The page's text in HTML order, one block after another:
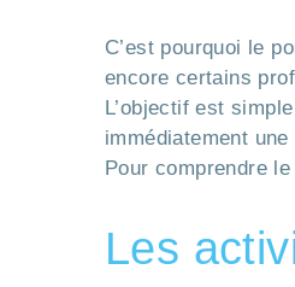
C’est pourquoi le
encore certains
L’objectif est
immédiatement
Pour comprendre
Les